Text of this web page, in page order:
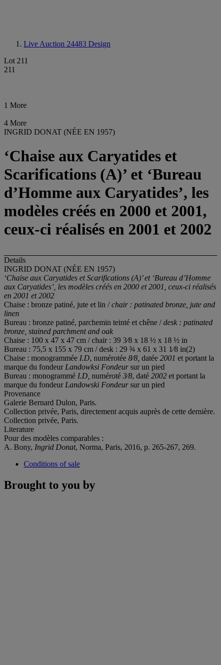
Live Auction 24483 Design
Lot 211
211
1 More
4 More
INGRID DONAT (NÉE EN 1957)
‘Chaise aux Caryatides et
Scarifications (A)’ et ‘Bureau
d’Homme aux Caryatides’, les
modèles créés en 2000 et 2001,
ceux-ci réalisés en 2001 et 2002
Details
INGRID DONAT (NÉE EN 1957)
‘Chaise aux Caryatides et Scarifications (A)’ et ‘Bureau d’Homme
aux Caryatides’ , les modèles créés en 2000 et 2001, ceux-ci réalisés
en 2001 et 2002
Chaise : bronze patiné, jute et lin /chair : patinated bronze, jute and
linen
Bureau : bronze patiné, parchemin teinté et chêne /desk : patinated
bronze, stained parchment and oak
Chaise : 100 x 47 x 47 cm / chair : 39 3⁄8 x 18 ½ x 18 ½ in
Bureau : 75,5 x 155 x 79 cm / desk : 29 ¾ x 61 x 31 1⁄8 in(2)
Chaise : monogrammée I.D, numérotée 8⁄8, datée 2001 et portant la
marque du fondeur Landowksi Fondeursur un pied
Bureau : monogrammé I.D, numéroté 3⁄8, daté 2002 et portant la
marque du fondeur Landowski Fondeursur un pied
Provenance
Galerie Bernard Dulon, Paris.
Collection privée, Paris, directement acquis auprès de cette dernière.
Collection privée, Paris.
Literature
Pour des modèles comparables :
A. Bony, Ingrid Donat, Norma, Paris, 2016, p. 265-267, 269.
Conditions of sale
Brought to you by